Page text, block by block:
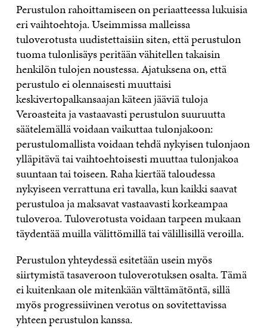
Perustulon rahoittamiseen on periaatteessa lukuisia
eri vaihtoehtoja. Useimmissa malleissa
tuloverotusta uudistettaisiin siten, että perustulon
tuoma tulonlisäys peritään vähitellen takaisin
henkilön tulojen noustessa. Ajatuksena on, että
perustulo ei olennaisesti muuttaisi
keskivertopalkansaajan käteen jääviä tuloja
Veroasteita ja vastaavasti perustulon suuruutta
säätelemällä voidaan vaikuttaa tulonjakoon:
perustulomallista voidaan tehdä nykyisen tulonjaon
ylläpitävä tai vaihtoehtoisesti muuttaa tulonjakoa
suuntaan tai toiseen. Raha kiertää taloudessa
nykyiseen verrattuna eri tavalla, kun kaikki saavat
perustuloa ja maksavat vastaavasti korkeampaa
tuloveroa. Tuloverotusta voidaan tarpeen mukaan
täydentää muilla välittömillä tai välillisillä veroilla.
Perustulon yhteydessä esitetään usein myös
siirtymistä tasaveroon tuloverotuksen osalta. Tämä
ei kuitenkaan ole mitenkään välttämätöntä, sillä
myös progressiivinen verotus on sovitettavissa
yhteen perustulon kanssa.